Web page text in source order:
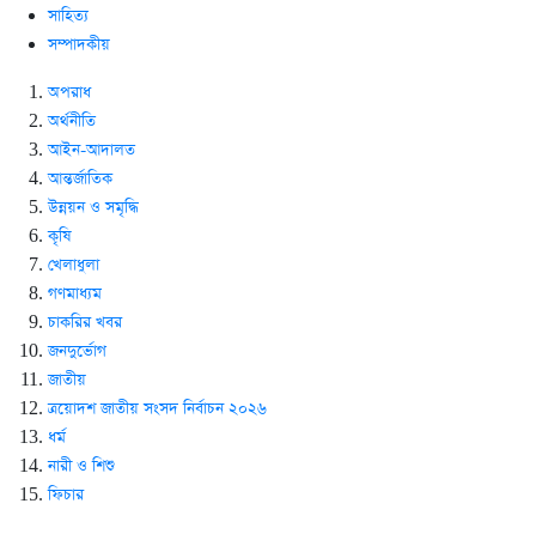
সাহিত্য
সম্পাদকীয়
অপরাধ
অর্থনীতি
আইন-আদালত
আন্তর্জাতিক
উন্নয়ন ও সমৃদ্ধি
কৃষি
খেলাধুলা
গণমাধ্যম
চাকরির খবর
জনদুর্ভোগ
জাতীয়
ত্রয়োদশ জাতীয় সংসদ নির্বাচন ২০২৬
ধর্ম
নারী ও শিশু
ফিচার